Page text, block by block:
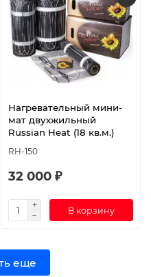
Нагревательный мини-
мат двухжильный
Russian Heat (18 кв.м.)
RH-150
32 000 ₽
В корзину
еще